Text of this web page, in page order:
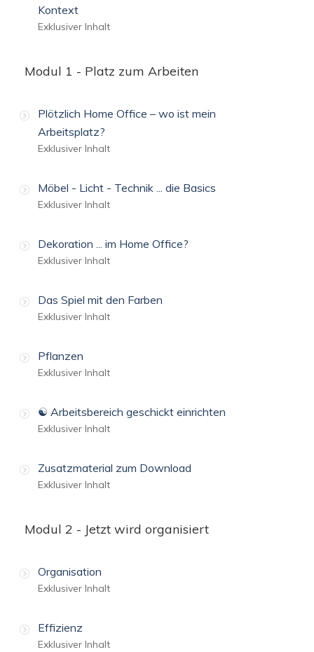
Kontext
Exklusiver Inhalt
Modul 1 - Platz zum Arbeiten
Plötzlich Home Office – wo ist mein
Arbeitsplatz?
Exklusiver Inhalt
Möbel - Licht - Technik ... die Basics
Exklusiver Inhalt
Dekoration ... im Home Office?
Exklusiver Inhalt
Das Spiel mit den Farben
Exklusiver Inhalt
Pflanzen
Exklusiver Inhalt
☯️ Arbeitsbereich geschickt einrichten
Exklusiver Inhalt
Zusatzmaterial zum Download
Exklusiver Inhalt
Modul 2 - Jetzt wird organisiert
Organisation
Exklusiver Inhalt
Effizienz
Exklusiver Inhalt